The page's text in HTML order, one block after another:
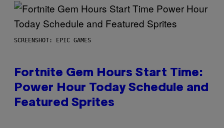
SCREENSHOT: EPIC GAMES
Fortnite Gem Hours Start Time:
Power Hour Today Schedule and
Featured Sprites